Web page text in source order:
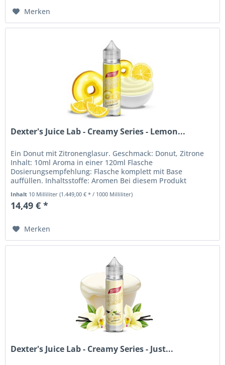
Merken
Dexter's Juice Lab - Creamy Series - Lemon...
Ein Donut mit Zitronenglasur. Geschmack: Donut, Zitrone
Inhalt: 10ml Aroma in einer 120ml Flasche
Dosierungsempfehlung: Flasche komplett mit Base
auffüllen. Inhaltsstoffe: Aromen Bei diesem Produkt
handelt es sich um ein Aroma, welches...
Inhalt 10 Milliliter(1.449,00 € * / 1000 Milliliter)
14,49 € *
Merken
Dexter's Juice Lab - Creamy Series - Just...